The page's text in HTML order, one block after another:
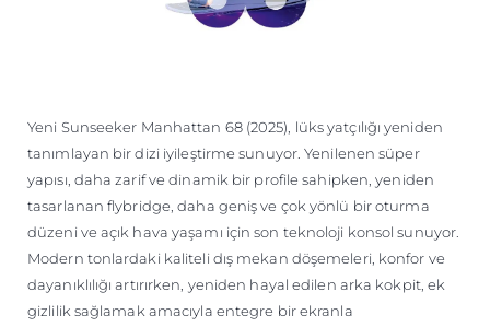
Yeni Sunseeker Manhattan 68 (2025), lüks yatçılığı yeniden
tanımlayan bir dizi iyileştirme sunuyor. Yenilenen süper
yapısı, daha zarif ve dinamik bir profile sahipken, yeniden
tasarlanan flybridge, daha geniş ve çok yönlü bir oturma
düzeni ve açık hava yaşamı için son teknoloji konsol sunuyor.
Modern tonlardaki kaliteli dış mekan döşemeleri, konfor ve
dayanıklılığı artırırken, yeniden hayal edilen arka kokpit, ek
gizlilik sağlamak amacıyla entegre bir ekranla